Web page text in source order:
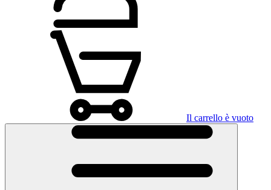
Il carrello è vuoto